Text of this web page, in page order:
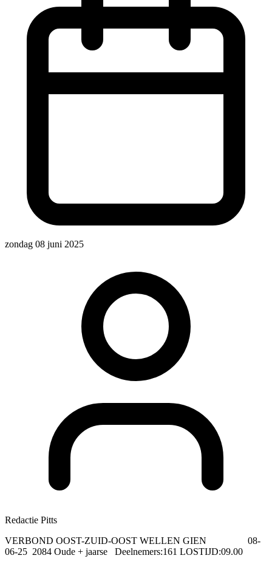
zondag 08 juni 2025
Redactie Pitts
VERBOND OOST-ZUID-OOST WELLEN GIEN 08-
06-25 2084 Oude + jaarse Deelnemers:161 LOSTIJD:09.00